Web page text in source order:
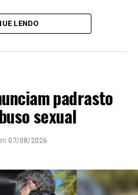
LENDO
padrasto
sexual
07/08/2026